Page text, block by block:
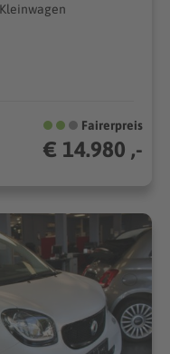
Kleinwagen
Fairerpreis
€ 14.980 ,-